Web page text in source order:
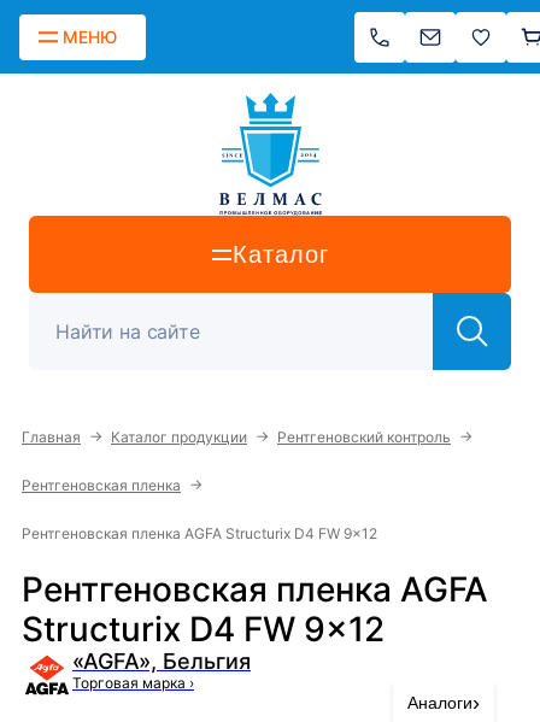
МЕНЮ
Каталог
Главная → Каталог продукции → Рентгеновский контроль →
Рентгеновская пленка →
Рентгеновская пленка AGFA Structurix D4 FW 9x12
Рентгеновская пленка AGFA
Structurix D4 FW 9x12
«AGFA», Бельгия
Торговая марка ›
Аналоги›